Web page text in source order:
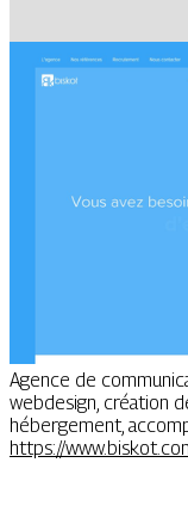
Agence de
webdesign, création
hébergement,
https://